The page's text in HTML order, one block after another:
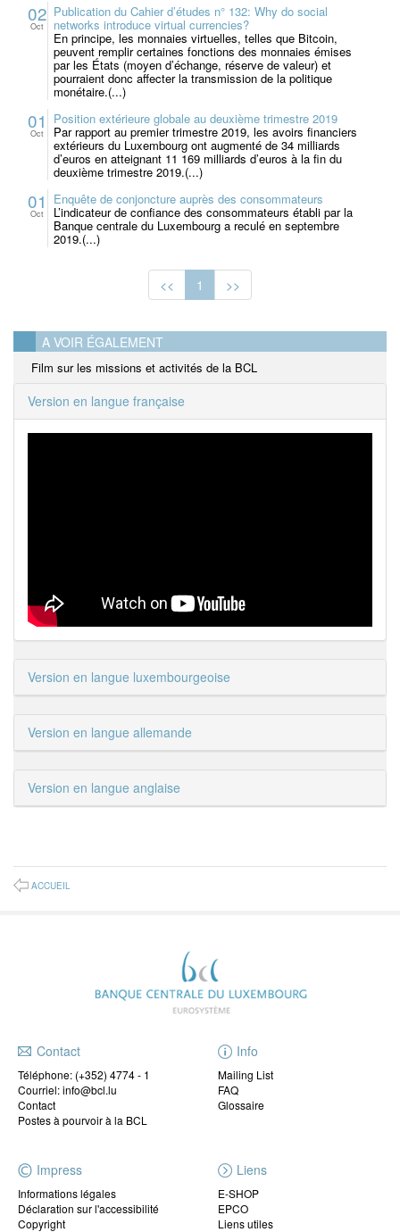
02
Oct
Publication du Cahier d’études n° 132: Why do social
networks introduce virtual currencies?
En principe, les monnaies virtuelles, telles que Bitcoin,
peuvent remplir certaines fonctions des monnaies émises
par les États (moyen d’échange, réserve de valeur) et
pourraient donc affecter la transmission de la politique
monétaire.(...)
01
Oct
Position extérieure globale au deuxième trimestre 2019
Par rapport au premier trimestre 2019, les avoirs financiers
extérieurs du Luxembourg ont augmenté de 34 milliards
d’euros en atteignant 11 169 milliards d’euros à la fin du
deuxième trimestre 2019.(...)
01
Oct
Enquête de conjoncture auprès des consommateurs
L’indicateur de confiance des consommateurs établi par la
Banque centrale du Luxembourg a reculé en septembre
2019.(...)
<< 1 >>
A VOIR ÉGALEMENT
Film sur les missions et activités de la BCL
Version en langue française
Version en langue luxembourgeoise
Version en langue allemande
Version en langue anglaise
ACCUEIL
Contact
Téléphone: (+352) 4774 - 1
Courriel: info@bcl.lu
Contact
Postes à pourvoir à la BCL
Info
Mailing List
FAQ
Glossaire
Impress
Informations légales
Déclaration sur l'accessibilité
Copyright
Liens
E-SHOP
EPCO
Liens utiles